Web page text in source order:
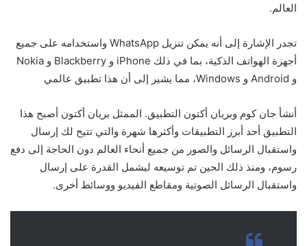
العالم.
تجدر الإشارة إلى أنه يمكن تنزيل WhatsApp واستخدامه على جميع
أجهزة الهواتف الذكية، بما في ذلك iPhone و Blackberry و Nokia
و Android و Windows، مما يشير إلى أن هذا تطبيق عالمي
أنشأ جان كوم وبريان أكتون التطبيق. الممثل بريان أكتون أصبح هذا
التطبيق أحد أبرز التطبيقات وأكثرها شهرة والتي تتيح لك إرسال
واستقبال الرسائل والصور من جميع أنحاء العالم دون الحاجة إلى دفع
رسوم، ومنذ ذلك الحين تم توسيعه ليشمل القدرة على إرسال
واستقبال الرسائل الصوتية ومقاطع الفيديو ووسائط أخرى.